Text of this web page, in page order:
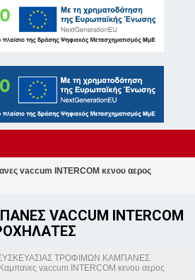
vaccum INTERCOM κενου αερος
VACCUM INTERCOM
ΤΡΟΦΙΜΩΝ ΚΑΜΠΑΝΕΣ
Καμπανες vaccum INTERCOM κενου αερος